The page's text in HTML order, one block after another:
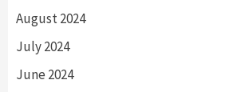
August 2024
July 2024
June 2024